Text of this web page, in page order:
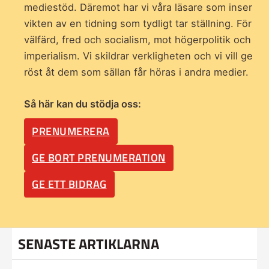
mediestöd. Däremot har vi våra läsare som inser
vikten av en tidning som tydligt tar ställning. För
välfärd, fred och socialism, mot högerpolitik och
imperialism. Vi skildrar verkligheten och vi vill ge
röst åt dem som sällan får höras i andra medier.
Så här kan du stödja oss:
PRENUMERERA
GE BORT PRENUMERATION
GE ETT BIDRAG
SENASTE ARTIKLARNA